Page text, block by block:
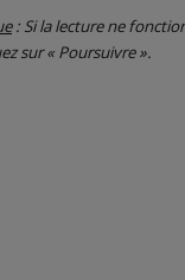
: Si la lecture ne
sur « Poursuivre ».